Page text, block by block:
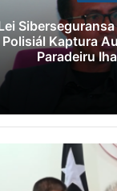
Ajuda
Kaptura Autór
Iha